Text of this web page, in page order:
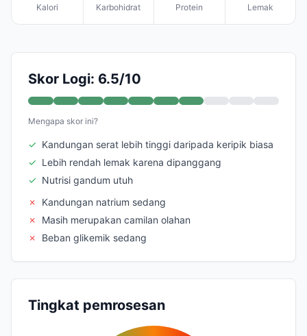
Kalori Karbohidrat Protein Lemak
Skor Logi: 6.5/10
Mengapa skor ini?
✓ Kandungan serat lebih tinggi daripada keripik biasa
✓ Lebih rendah lemak karena dipanggang
✓ Nutrisi gandum utuh
✗
Kandungan natrium sedang
✗
Masih merupakan camilan olahan
✗
Beban glikemik sedang
Tingkat pemrosesan